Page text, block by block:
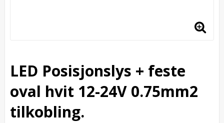
LED Posisjonslys + feste
oval hvit 12-24V 0.75mm2
tilkobling.